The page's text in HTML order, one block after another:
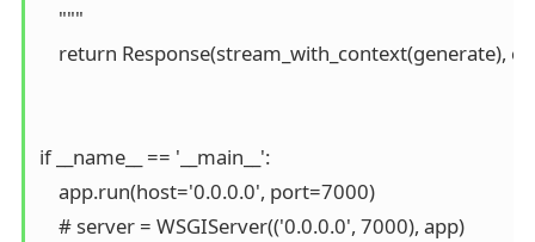
    """
return Response(stream_with_context(generate),
if __name__ == '__main__':
    app.run(host='0.0.0.0', port=7000)
    # server = WSGIServer(('0.0.0.0', 7000), app)